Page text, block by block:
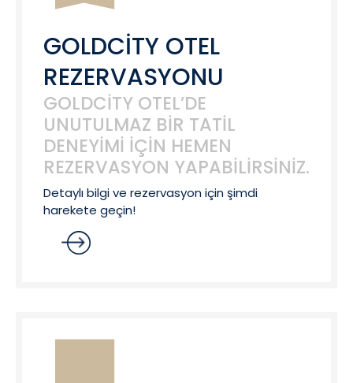
GOLDCITY OTEL
REZERVASYONU
GOLDCITY OTEL’DE
UNUTULMAZ BIR TATIL
DENEYIMI IÇIN HEMEN
REZERVASYON YAPABILIRSINIZ.
Detaylı bilgi ve rezervasyon için şimdi
harekete geçin!